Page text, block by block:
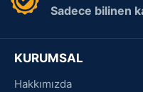
Sadece bilinen
KURUMSAL
Hakkımızda